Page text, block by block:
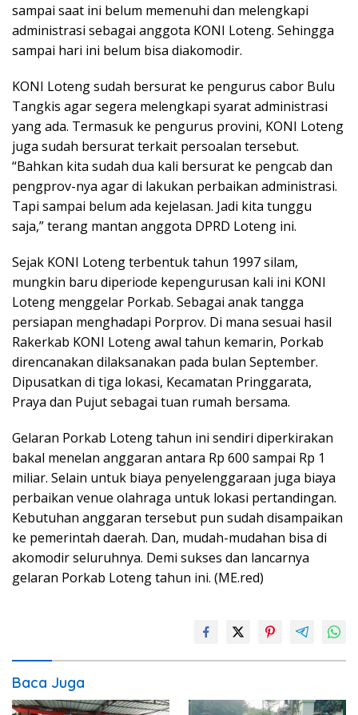
sampai saat ini belum memenuhi dan melengkapi
administrasi sebagai anggota KONI Loteng. Sehingga
sampai hari ini belum bisa diakomodir.
KONI Loteng sudah bersurat ke pengurus cabor Bulu
Tangkis agar segera melengkapi syarat administrasi
yang ada. Termasuk ke pengurus provini, KONI Loteng
juga sudah bersurat terkait persoalan tersebut.
“Bahkan kita sudah dua kali bersurat ke pengcab dan
pengprov-nya agar di lakukan perbaikan administrasi.
Tapi sampai belum ada kejelasan. Jadi kita tunggu
saja,” terang mantan anggota DPRD Loteng ini.
Sejak KONI Loteng terbentuk tahun 1997 silam,
mungkin baru diperiode kepengurusan kali ini KONI
Loteng menggelar Porkab. Sebagai anak tangga
persiapan menghadapi Porprov. Di mana sesuai hasil
Rakerkab KONI Loteng awal tahun kemarin, Porkab
direncanakan dilaksanakan pada bulan September.
Dipusatkan di tiga lokasi, Kecamatan Pringgarata,
Praya dan Pujut sebagai tuan rumah bersama.
Gelaran Porkab Loteng tahun ini sendiri diperkirakan
bakal menelan anggaran antara Rp 600 sampai Rp 1
miliar. Selain untuk biaya penyelenggaraan juga biaya
perbaikan venue olahraga untuk lokasi pertandingan.
Kebutuhan anggaran tersebut pun sudah disampaikan
ke pemerintah daerah. Dan, mudah-mudahan bisa di
akomodir seluruhnya. Demi sukses dan lancarnya
gelaran Porkab Loteng tahun ini. (ME.red)
Baca Juga